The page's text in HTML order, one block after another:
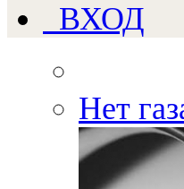
ВХОД
Нет